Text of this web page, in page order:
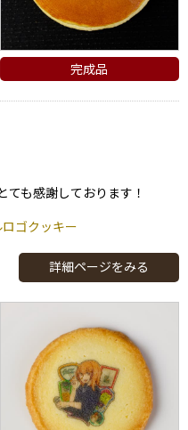
完成品
ても感謝しております！
ゴクッキー
詳細ページをみる